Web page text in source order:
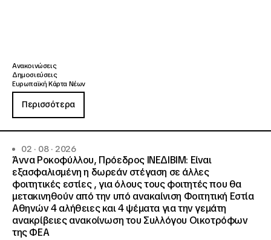
Ανακοινώσεις
Δημοσιεύσεις
Ευρωπαϊκή Κάρτα Νέων
Περισσότερα
02 · 08 · 2026
Άννα Ροκοφύλλου, Πρόεδρος ΙΝΕΔΙΒΙΜ: Είναι
εξασφαλισμένη η δωρεάν στέγαση σε άλλες
φοιτητικές εστίες , για όλους τους φοιτητές που θα
μετακινηθούν από την υπό ανακαίνιση Φοιτητική Εστία
Αθηνών 4 αλήθειες και 4 ψέματα για την γεμάτη
ανακρίβειες ανακοίνωση του Συλλόγου Οικοτρόφων
της ΦΕΑ